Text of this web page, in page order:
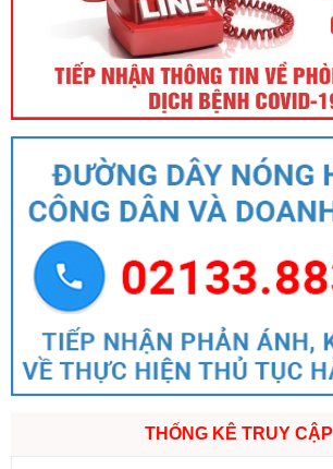
THỐNG KÊ TRUY CẬP